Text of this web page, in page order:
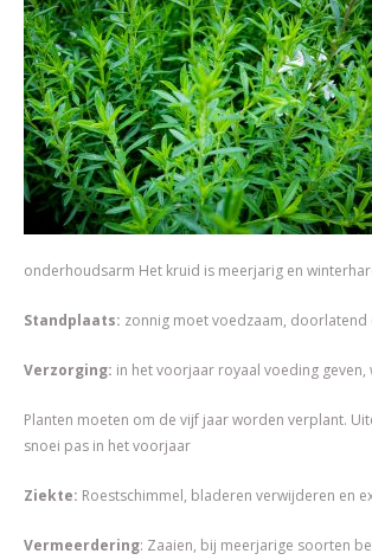
onderhoudsarm Het kruid is meerjarig en
Standplaats: zonnig moet voedzaam, doorlatend
Verzorging: in het voorjaar royaal voeding geven,
Planten moeten om de vijf jaar worden verplant.
snoei pas in het voorjaar
Ziekte: Roestschimmel, bladeren verwijderen en
Vermeerdering: Zaaien, bij meerjarige soorten